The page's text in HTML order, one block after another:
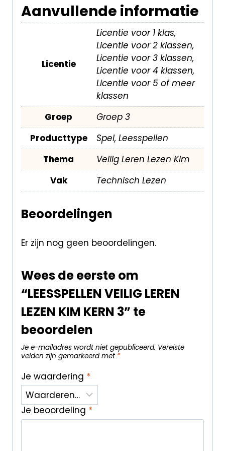
Aanvullende informatie
Licentie
Licentie voor 1 klas,
Licentie voor 2 klassen,
Licentie voor 3 klassen,
Licentie voor 4 klassen,
Licentie voor 5 of meer
klassen
Groep
Groep 3
Producttype
Spel, Leesspellen
Thema
Veilig Leren Lezen Kim
Vak
Technisch Lezen
Beoordelingen
Er zijn nog geen beoordelingen.
Wees de eerste om
“LEESSPELLEN VEILIG LEREN
LEZEN KIM KERN 3” te
beoordelen
Je e-mailadres wordt niet gepubliceerd. Vereiste
velden zijn gemarkeerd met *
Je waardering *
Je beoordeling *